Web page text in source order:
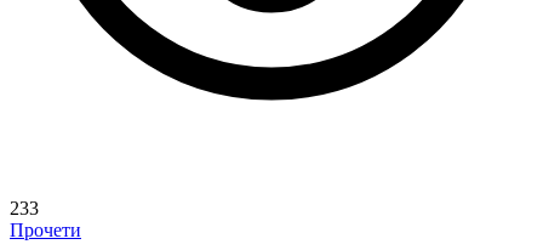
233
Прочети